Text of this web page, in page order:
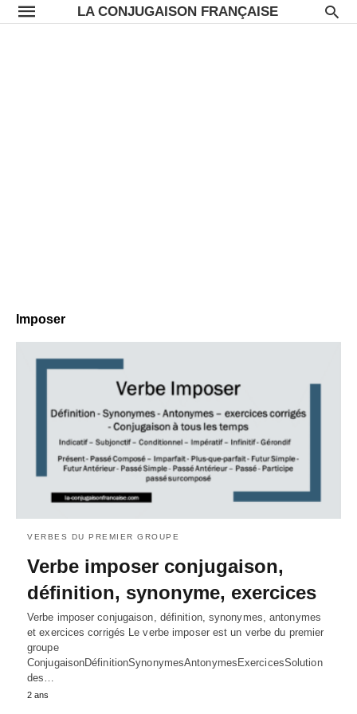
LA CONJUGAISON FRANÇAISE
Imposer
VERBES DU PREMIER GROUPE
Verbe imposer conjugaison,
définition, synonyme, exercices
Verbe imposer conjugaison, définition, synonymes, antonymes
et exercices corrigés Le verbe imposer est un verbe du premier
groupe
ConjugaisonDéfinitionSynonymesAntonymesExercicesSolution
des…
2 ans